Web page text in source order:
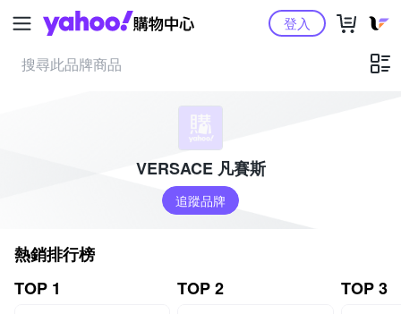
Yahoo購物中心登入
VERSACE 凡賽斯
追蹤品牌
熱銷排行榜
TOP 1
TOP 2 TOP 3